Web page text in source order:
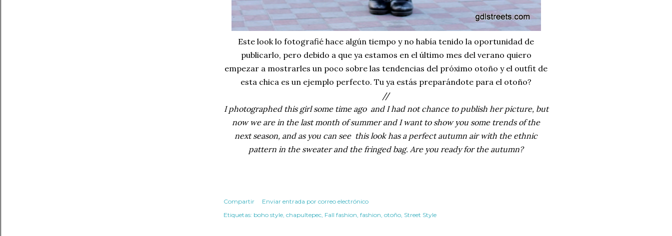
Este look lo fotografié hace algún tiempo y no había tenido la oportunidad de
publicarlo, pero debido a que ya estamos en el último mes del verano quiero
empezar a mostrarles un poco sobre las tendencias del próximo otoño y el outfit de
esta chica es un ejemplo perfecto. Tu ya estás preparándote para el otoño?
//
I photographed this girl some time ago and I had not chance to publish her picture, but
now we are in the last month of summer and I want to show you some trends of the
next season, and as you can see this look has a perfect autumn air with the ethnic
pattern in the sweater and the fringed bag. Are you ready for the autumn?
Compartir
Enviar entrada por correo electrónico
Etiquetas: boho style chapultepec Fall fashion fashion otoño Street Style